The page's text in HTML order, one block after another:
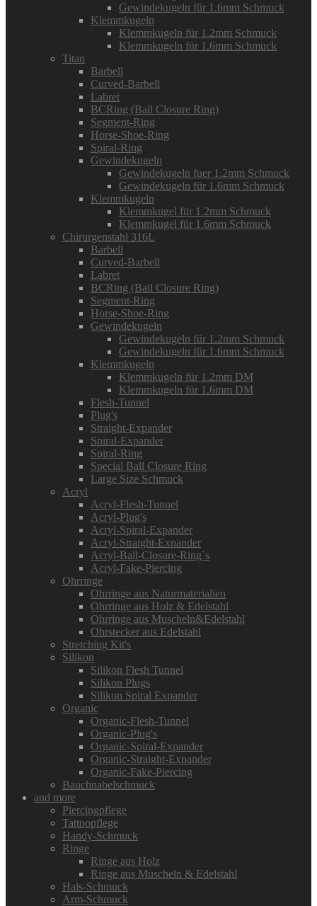
Gewindekugeln für 1.6mm Schmuck
Klemmkugeln
Klemmkugeln für 1.2mm Schmuck
Klemmkugeln für 1.6mm Schmuck
Titan
Barbell
Curved-Barbell
Labret
BCRing (Ball Closure Ring)
Segment-Ring
Horse-Shoe-Ring
Spiral-Ring
Gewindekugeln
Gewindekugeln fuer 1.2mm Schmuck
Gewindekugeln für 1.6mm Schmuck
Klemmkugeln
Klemmkugel für 1.2mm Schmuck
Klemmkugel für 1.6mm Schmuck
Chirurgenstahl 316L
Barbell
Curved-Barbell
Labret
BCRing (Ball Closure Ring)
Segment-Ring
Horse-Shoe-Ring
Gewindekugeln
Gewindekugeln für 1.2mm Schmuck
Gewindekugeln für 1.6mm Schmuck
Klemmkugeln
Klemmkugeln für 1.2mm DM
Klemmkugeln für 1.6mm DM
Flesh-Tunnel
Plug's
Straight-Expander
Spiral-Expander
Spiral-Ring
Special Ball Closure Ring
Large Size Schmuck
Acryl
Acryl-Flesh-Tunnel
Acryl-Plug's
Acryl-Spiral-Expander
Acryl-Straight-Expander
Acryl-Ball-Closure-Ring`s
Acryl-Fake-Piercing
Ohrringe
Ohrringe aus Naturmaterialien
Ohrringe aus Holz & Edelstahl
Ohrringe aus Muscheln&Edelstahl
Ohrstecker aus Edelstahl
Stretching Kit's
Silikon
Silikon Flesh Tunnel
Silikon Plugs
Silikon Spiral Expander
Organic
Organic-Flesh-Tunnel
Organic-Plug's
Organic-Spiral-Expander
Organic-Straight-Expander
Organic-Fake-Piercing
Bauchnabelschmuck
and more
Piercingpflege
Tattoopflege
Handy-Schmuck
Ringe
Ringe aus Holz
Ringe aus Muscheln & Edelstahl
Hals-Schmuck
Arm-Schmuck